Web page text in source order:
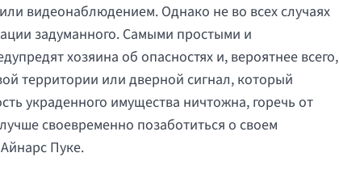
видеонаблюдением. Однако не во всех случаях
задуманного. Самыми простыми и
хозяина об опасностях и, вероятнее всего,
территории или дверной сигнал, который
украденного имущества ничтожна, горечь от
своевременно позаботиться о своем
Пуке.